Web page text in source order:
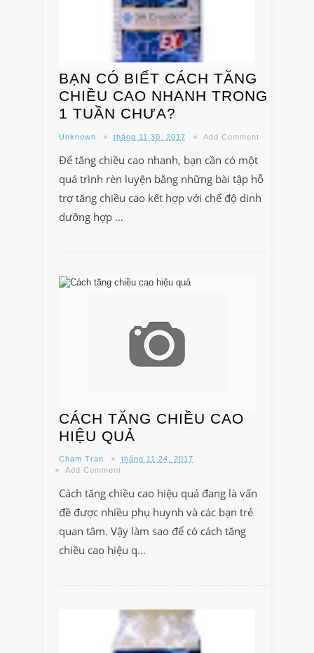
BẠN CÓ BIẾT CÁCH TĂNG
CHIỀU CAO NHANH TRONG
1 TUẦN CHƯA?
Unknown tháng 11 30, 2017 Add Comment
Để tăng chiều cao nhanh, bạn cần có một
quá trình rèn luyện bằng những bài tập hỗ
trợ tăng chiều cao kết hợp với chế độ dinh
dưỡng hợp ...
CÁCH TĂNG CHIỀU CAO
HIỆU QUẢ
Cham Tran
tháng 11 24, 2017
Add Comment
Cách tăng chiều cao hiệu quả đang là vấn
đề được nhiều phụ huynh và các bạn trẻ
quan tâm. Vậy làm sao để có cách tăng
chiều cao hiệu q...